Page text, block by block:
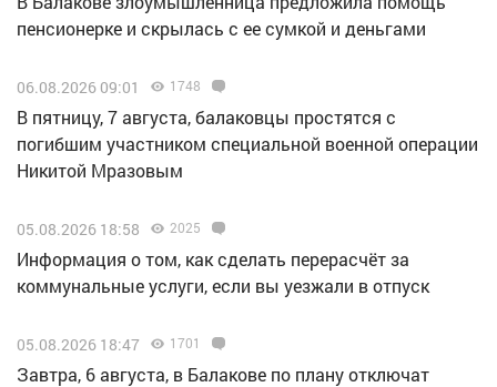
пенсионерке и скрылась с ее сумкой и деньгами
06.08.2026 09:01 1748
В пятницу, 7 августа, балаковцы простятся с
погибшим участником специальной военной операции
Никитой Мразовым
05.08.2026 18:58 2025
Информация о том, как сделать перерасчёт за
коммунальные услуги, если вы уезжали в отпуск
05.08.2026 18:47 1701
Завтра, 6 августа, в Балакове по плану отключат